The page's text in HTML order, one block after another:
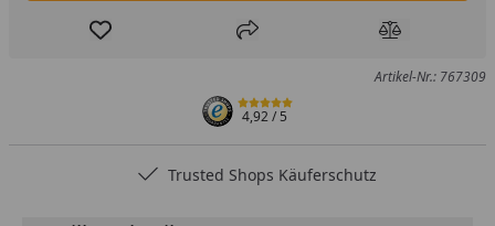
Produkt zur Wunschliste hinzufügen
Teilen Produkt
Artikel-Nr.: 767309
4,92/ 5
Trusted Shops Käuferschutz